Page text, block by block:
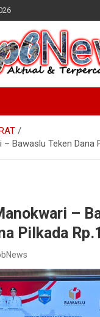
Bawaslu Teken Dana
–
Pilkada